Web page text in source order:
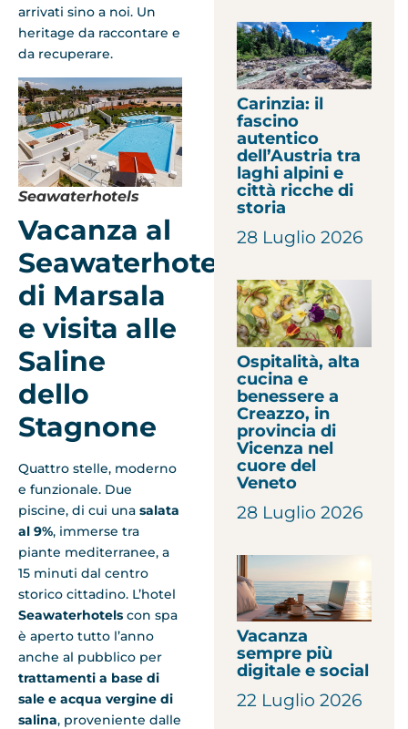
arrivati sino a noi. Un
heritage da raccontare e
da recuperare.
Seawaterhotels
Vacanza al
Seawaterhotels
di Marsala
e visita alle
Saline
dello
Stagnone
Quattro stelle, moderno
e funzionale. Due
piscine, di cui una salata
al 9%, immerse tra
piante mediterranee, a
15 minuti dal centro
storico cittadino. L’hotel
Seawaterhotels con spa
è aperto tutto l’anno
anche al pubblico per
trattamenti a base di
sale e acqua vergine di
salina, proveniente dalle
Carinzia: il
fascino
autentico
dell’Austria tra
laghi alpini e
città ricche di
storia
28 Luglio 2026
Ospitalità, alta
cucina e
benessere a
Creazzo, in
provincia di
Vicenza nel
cuore del
Veneto
28 Luglio 2026
Vacanza
sempre più
digitale e social
22 Luglio 2026